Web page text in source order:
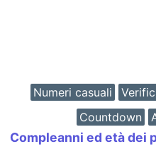
Numeri casuali
Countdown
Compleanni ed età dei